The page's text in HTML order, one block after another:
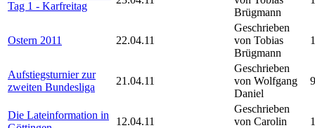
Tag 1 - Karfreitag
Brügmann
Ostern 2011 22.04.11
Geschrieben
von Tobias
Brügmann
Aufstiegsturnier zur
zweiten Bundesliga
21.04.11
Geschrieben
von Wolfgang
Daniel
Die Lateinformation in
12.04.11
Geschrieben
von Carolin